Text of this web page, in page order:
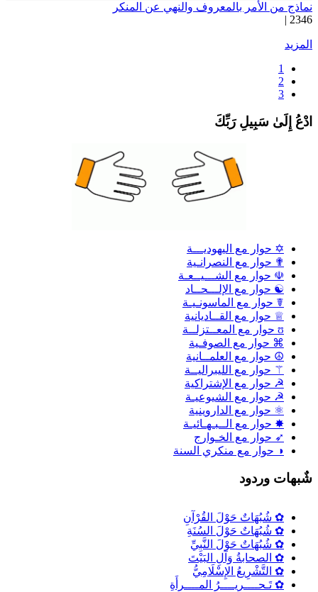
من الأمر بالمعروف والنهي عن المنكر
1
2
3
إِلَىٰ سَبِيلِ رَبِّكَ
✡ حوار مع اليهوديـــة
✟ حوار مع النصرانـية
☫ حوار مع الشـــيــعـة
☯ حوار مع الإلـــحــاد
☤ حوار مع الماسونـيـة
♕ حوار مع القــاديانية
ʊ حوار مع المعــتزلــة
⌘ حوار مع الصوفـية
☮ حوار مع العلمــانية
⚚ حوار مع الليبراليــة
☭ حوار مع الإشتراكية
☭ حوار مع الشيوعيـة
⚛ حوار مع الداروينية
✸ حوار مع الــبـهـائيـة
➶ حوار مع الخـوارج
◑ حوار مع منكري السنة
وردود
✿ شُبُهَاتٌ حَوْلَ القُرْآنِ
✿ شُبُهَاتٌ حَوْلَ السُنَةِ
✿ شُبُهَاتٌ حَوْلَ النَّبِيِّ
✿ الصحابةُ وَآلِ البَيْتَ
✿ التَّشْرِيعُ الإِسْلَامِيُّ
✿ تَـحــــريــــرُ المــــرأَةِ